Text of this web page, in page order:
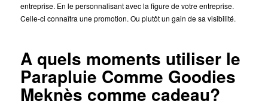
entreprise. En le personnalisant avec la figure de votre entreprise.
Celle-ci connaîtra une promotion. Ou plutôt un gain de sa visibilité.
A quels moments utiliser le
Parapluie Comme Goodies
Meknès comme cadeau?